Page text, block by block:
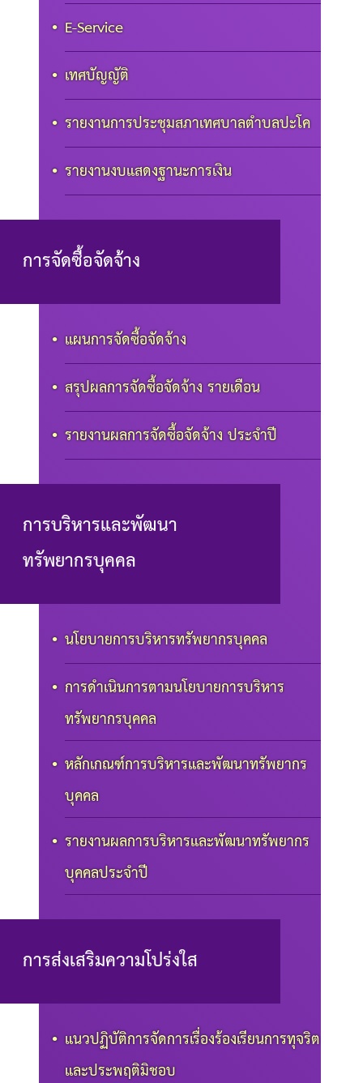
E-Service
เทศบัญญัติ
รายงานการประชุมสภาเทศบาลตำบลปะโค
รายงานงบแสดงฐานะการเงิน
การจัดซื้อจัดจ้าง
แผนการจัดซื้อจัดจ้าง
สรุปผลการจัดซื้อจัดจ้าง รายเดือน
รายงานผลการจัดซื้อจัดจ้าง ประจำปี
การบริหารและพัฒนา
ทรัพยากรบุคคล
นโยบายการบริหารทรัพยากรบุคคล
การดำเนินการตามนโยบายการบริหาร
ทรัพยากรบุคคล
หลักเกณฑ์การบริหารและพัฒนาทรัพยากร
บุคคล
รายงานผลการบริหารและพัฒนาทรัพยากร
บุคคลประจำปี
การส่งเสริมความโปร่งใส
แนวปฏิบัติการจัดการเรื่องร้องเรียนการทุจริต
และประพฤติมิชอบ